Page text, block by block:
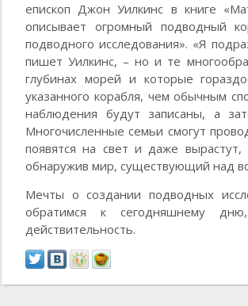
епископ Джон Уилкинс в книге
описывает огромный подводный
подводного исследования». «Я
пишет Уилкинс, – но и те
глубинах морей и которые
указанного корабля, чем обычным
наблюдения будут записаны, а
Многочисленные семьи смогут
появятся на свет и даже
обнаружив мир, существующий над
Мечты о создании подводных
обратимся к сегодняшнему
действительность.